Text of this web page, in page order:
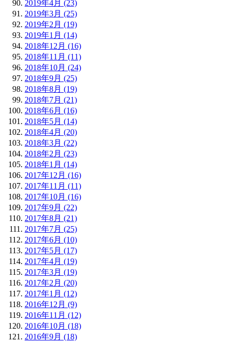
2019年4月 (23)
2019年3月 (25)
2019年2月 (19)
2019年1月 (14)
2018年12月 (16)
2018年11月 (11)
2018年10月 (24)
2018年9月 (25)
2018年8月 (19)
2018年7月 (21)
2018年6月 (16)
2018年5月 (14)
2018年4月 (20)
2018年3月 (22)
2018年2月 (23)
2018年1月 (14)
2017年12月 (16)
2017年11月 (11)
2017年10月 (16)
2017年9月 (22)
2017年8月 (21)
2017年7月 (25)
2017年6月 (10)
2017年5月 (17)
2017年4月 (19)
2017年3月 (19)
2017年2月 (20)
2017年1月 (12)
2016年12月 (9)
2016年11月 (12)
2016年10月 (18)
2016年9月 (18)